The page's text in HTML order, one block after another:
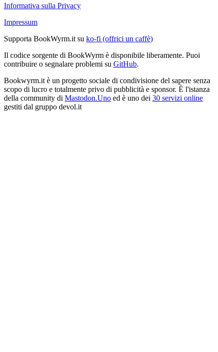
Informativa sulla Privacy
Impressum
Supporta BookWyrm.it su ko-fi (offrici un caffè)
Il codice sorgente di BookWyrm è disponibile liberamente. Puoi
contribuire o segnalare problemi su GitHub.
Bookwyrm.it è un progetto sociale di condivisione del sapere senza
scopo di lucro e totalmente privo di pubblicità e sponsor. È l'istanza
della community di Mastodon.Uno ed è uno dei 30 servizi online
gestiti dal gruppo devol.it